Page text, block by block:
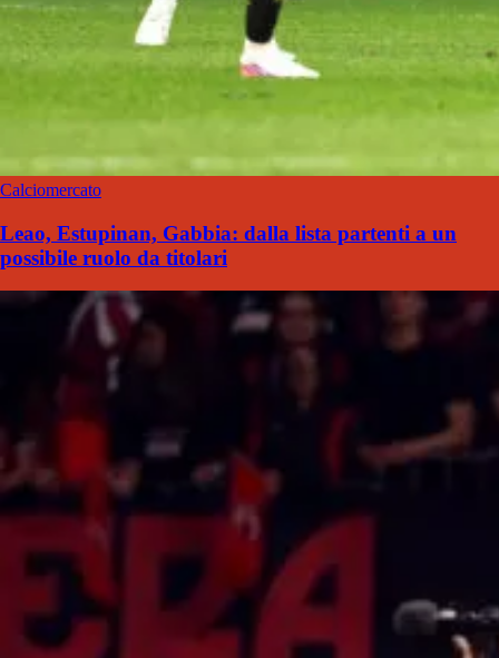
Calciomercato
Leao, Estupinan, Gabbia: dalla lista partenti a un
possibile ruolo da titolari